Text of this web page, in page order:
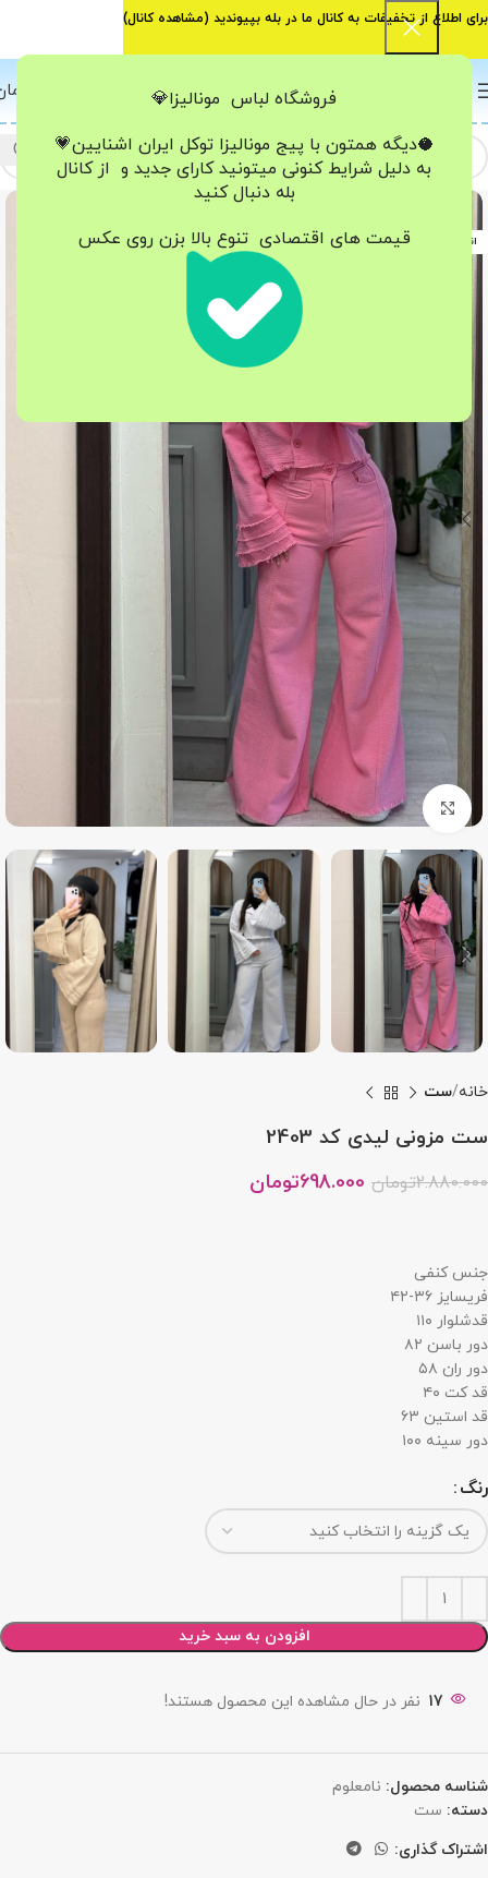
فروشگاه لباس مونالیزا💎
🥥دیگه همتون با پیج مونالیزا تو‌کل ایران اشنایین💗
به دلیل شرایط کنونی میتونید کارای جدید و از کانال
بله دنبال کنید
قیمت های اقتصادی تنوع بالا بزن روی عکس اتمام موجودی
بزرگنمایی تصویر
خانه ست
ست مزونی لیدی کد 2403
2.880.000تومان 698.000تومان
جنس کنفی
فریسایز ۳۶-۴۲
قدشلوار ۱۱۰
دور باسن ۸۲
دور ران ۵۸
قد کت ۴۰
قد استین ۶۳
دور سینه ۱۰۰
رنگ
افزودن به سبد خرید
17 نفر در حال مشاهده این محصول هستند!
شناسه محصول: نامعلوم
دسته: ست
اشتراک گذاری:
برای اطلاع از تخفیفات به کانال ما در بله بپیوندید (مشاهده کانال)